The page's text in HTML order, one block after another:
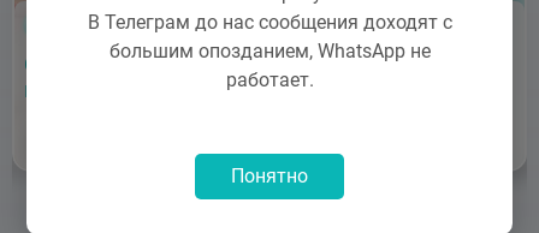
В Телеграм до нас сообщения доходят с
большим опозданием, WhatsApp не
работает.
Понятно
Скидка 15% на
инъекции Диспорт
Акция
Лето в идеальном
теле